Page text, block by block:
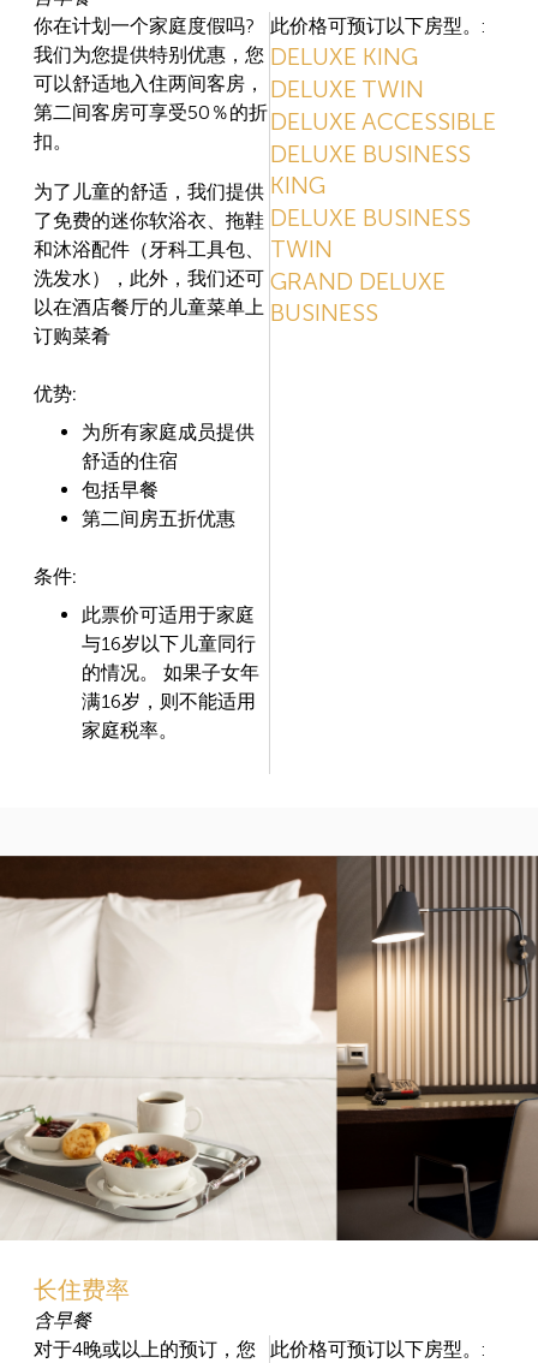
你在计划一个家庭度假吗?
我们为您提供特别优惠，您
可以舒适地入住两间客房，
第二间客房可享受50％的折
扣。
为了儿童的舒适，我们提供
了免费的迷你软浴衣、拖鞋
和沐浴配件（牙科工具包、
洗发水），此外，我们还可
以在酒店餐厅的儿童菜单上
订购菜肴
优势:
为所有家庭成员提供
舒适的住宿
包括早餐
第二间房五折优惠
条件:
此票价可适用于家庭
与16岁以下儿童同行
的情况。 如果子女年
满16岁，则不能适用
家庭税率。
此价格可预订以下房型。:
DELUXE KING
DELUXE TWIN
DELUXE ACCESSIBLE
DELUXE BUSINESS
KING
DELUXE BUSINESS
TWIN
GRAND DELUXE
BUSINESS
长住费率
含早餐
对于4晚或以上的预订，您
此价格可预订以下房型。: